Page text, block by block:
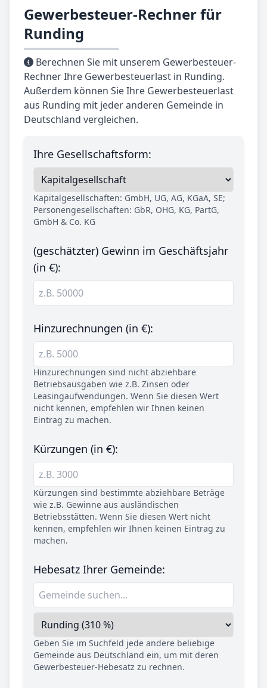
Gewerbesteuer-Rechner für
Runding
Berechnen Sie mit unserem Gewerbesteuer-
Rechner Ihre Gewerbesteuerlast in Runding.
Außerdem können Sie Ihre Gewerbesteuerlast
aus Runding mit jeder anderen Gemeinde in
Deutschland vergleichen.
Ihre Gesellschaftsform:
Kapitalgesellschaften: GmbH, UG, AG, KGaA, SE;
Personengesellschaften: GbR, OHG, KG, PartG,
GmbH & Co. KG
(geschätzter) Gewinn im Geschäftsjahr
(in €):
Hinzurechnungen (in €):
Hinzurechnungen sind nicht abziehbare
Betriebsausgaben wie z.B. Zinsen oder
Leasingaufwendungen. Wenn Sie diesen Wert
nicht kennen, empfehlen wir Ihnen keinen
Eintrag zu machen.
Kürzungen (in €):
Kürzungen sind bestimmte abziehbare Beträge
wie z.B. Gewinne aus ausländischen
Betriebsstätten. Wenn Sie diesen Wert nicht
kennen, empfehlen wir Ihnen keinen Eintrag zu
machen.
Hebesatz Ihrer Gemeinde:
Geben Sie im Suchfeld jede andere beliebige
Gemeinde aus Deutschland ein, um mit deren
Gewerbesteuer-Hebesatz zu rechnen.